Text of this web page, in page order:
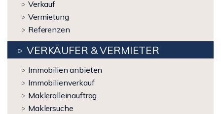
Verkauf
Vermietung
Referenzen
VERKÄUFER & VERMIETER
Immobilien anbieten
Immobilienverkauf
Makleralleinauftrag
Maklersuche